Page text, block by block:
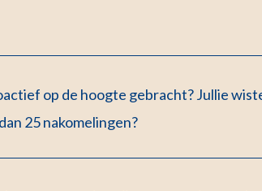
op de hoogte gebracht? Jullie
25 nakomelingen?